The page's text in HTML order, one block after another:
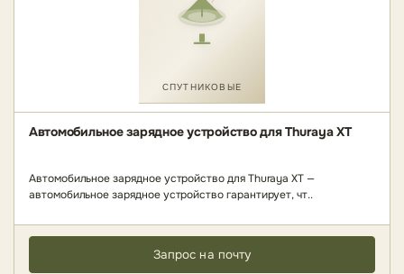
СПУТНИКОВЫЕ
Автомобильное зарядное устройство для Thuraya XT
Автомобильное зарядное устройство для Thuraya XT —
автомобильное зарядное устройство гарантирует, чт..
Запрос на почту